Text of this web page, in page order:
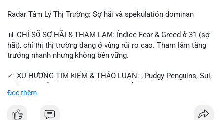
Radar Tâm Lý Thị Trường: Sợ hãi và spekulatión dominan
📊 CHỈ SỐ SỢ HÃI & THAM LAM: Índice Fear & Greed ở 31 (sợ
hãi), chỉ thị thị trường đang ở vùng rủi ro cao. Tham lâm tăng
trưởng nhanh nhưng không bền vững.
📈 XU HƯỚNG TÌM KIẾM & THẢO LUẬN: , Pudgy Penguins, Sui,
hấp dẫn. BTC vẫn là điểm nhấn nhưng ít được thảo luận so với
Đọc thêm